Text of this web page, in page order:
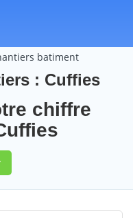
batiment
: Cuffies
chiffre